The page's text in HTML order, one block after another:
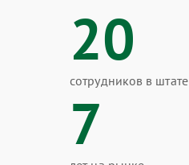
20
сотрудников в штате
7